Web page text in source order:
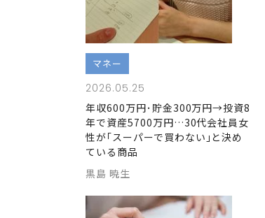
マネー
2026.05.25
年収600万円･貯金300万円→投資8
年で資産5700万円…30代会社員女
性が｢スーパーで買わない｣と決め
ている商品
黒島 暁生